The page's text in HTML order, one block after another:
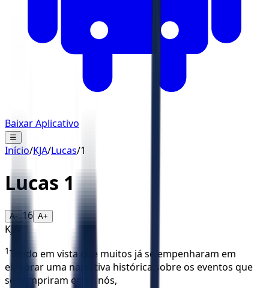
Baixar Aplicativo
☰
Início/KJA/Lucas/1
Lucas 1
A- 16 A+
KJA
1Tendo em vista que muitos já se empenharam em
elaborar uma narrativa histórica sobre os eventos que
se cumpriram entre nós,